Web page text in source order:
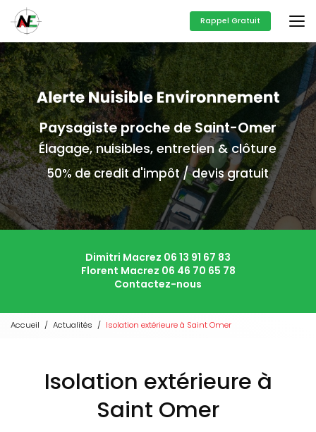
au
contenu
principal
Rappel Gratuit
Paysagiste proche de Saint-Omer
Élagage, nuisibles, entretien & clôture
50% de credit d'impôt / devis gratuit
Dimitri Macrez 06 13 91 67 83
Florent Macrez 06 46 70 65 78
Contactez-nous
Accueil Actualités Isolation extérieure à Saint Omer
Isolation extérieure à
Saint Omer